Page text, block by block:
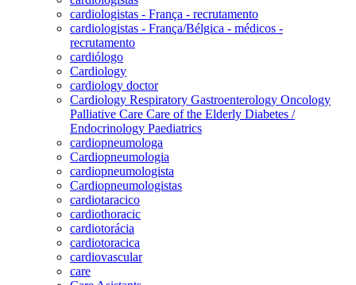
cardiologistas - França - recrutamento
cardiologistas - França/Bélgica - médicos -
recrutamento
cardiólogo
Cardiology
cardiology doctor
Cardiology Respiratory Gastroenterology Oncology
Palliative Care Care of the Elderly Diabetes /
Endocrinology Paediatrics
cardiopneumologa
Cardiopneumologia
cardiopneumologista
Cardiopneumologistas
cardiotaracico
cardiothoracic
cardiotorácia
cardiotoracica
cardiovascular
care